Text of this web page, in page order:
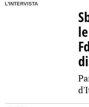
L'INTERVISTA